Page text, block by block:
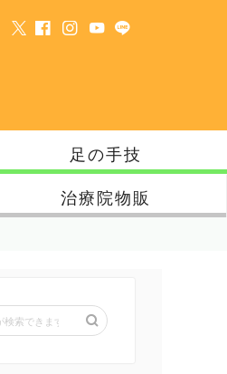
足の手技
治療院物販